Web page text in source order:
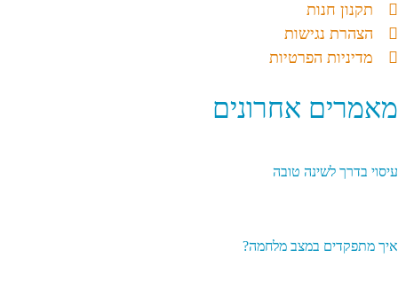
תקנון חנות
הצהרת נגישות
מדיניות הפרטיות
מאמרים אחרונים
עיסוי בדרך לשינה טובה
איך מתפקדים במצב מלחמה?